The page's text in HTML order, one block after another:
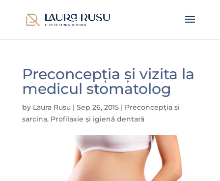
Preconcepția și vizita la
medicul stomatolog
by Laura Rusu| Sep 26, 2015| Preconcepția și
sarcina, Profilaxie și igienă dentară